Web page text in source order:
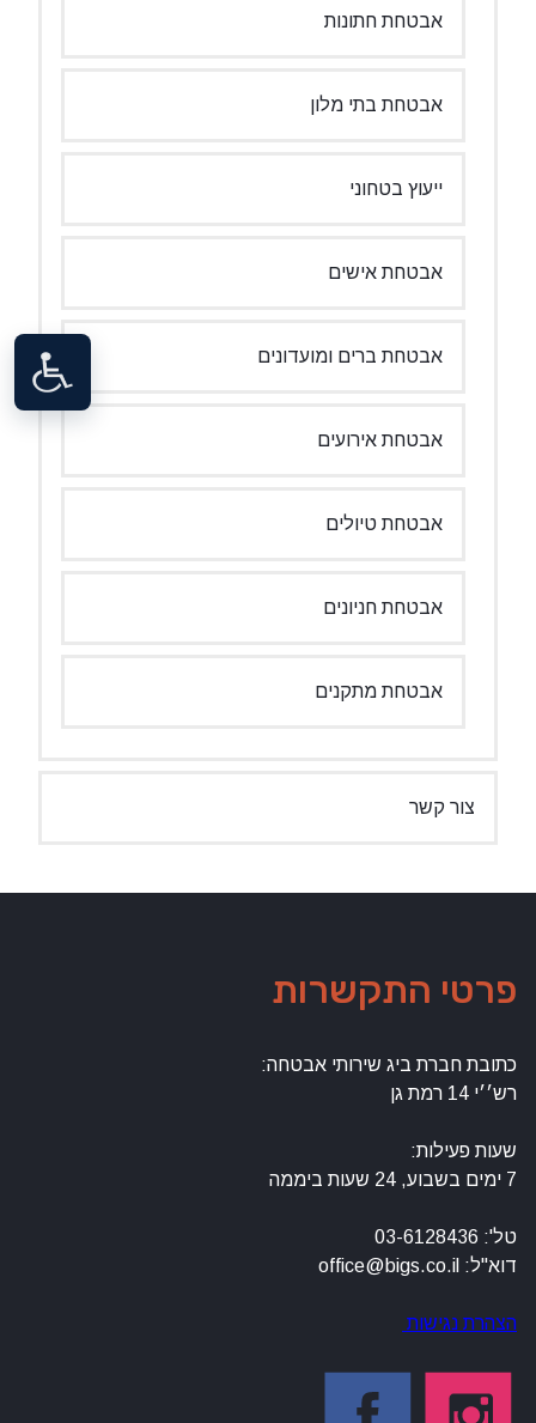
אבטחת חתונות
אבטחת בתי מלון
ייעוץ בטחוני
אבטחת אישים
אבטחת ברים ומועדונים
אבטחת אירועים
אבטחת טיולים
אבטחת חניונים
אבטחת מתקנים
צור קשר
פרטי התקשרות
כתובת חברת ביג שירותי אבטחה:
רש׳׳י 14 רמת גן
שעות פעילות:
7 ימים בשבוע, 24 שעות ביממה
טל': 03-6128436
דוא"ל: office@bigs.co.il
הצהרת נגישות